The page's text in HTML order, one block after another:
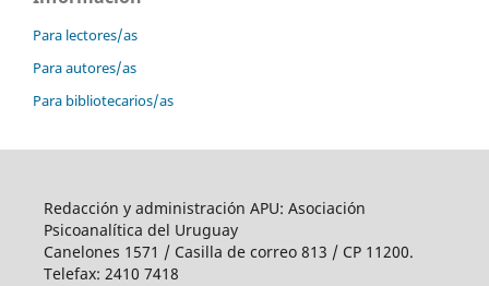
Para lectores/as
Para autores/as
Para bibliotecarios/as
Redacción y administración APU: Asociación
Psicoanalítica del Uruguay
Canelones 1571 / Casilla de correo 813 / CP 11200.
Telefax: 2410 7418